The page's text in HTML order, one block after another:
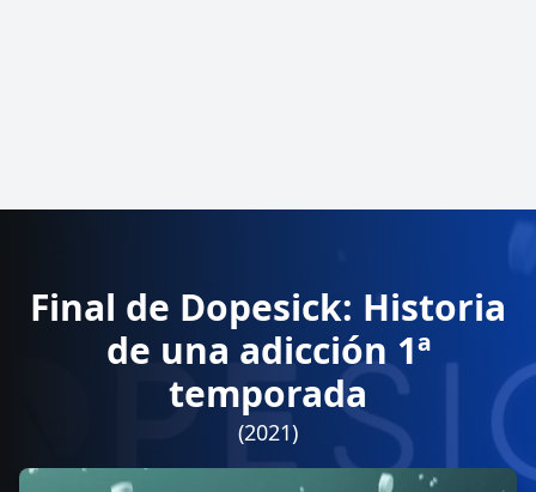
Final de Dopesick: Historia
de una adicción 1ª
temporada
(2021)